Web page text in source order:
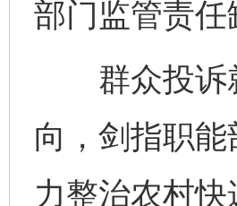
部门监管责任
群众投诉就
向，剑指职
力整治农村